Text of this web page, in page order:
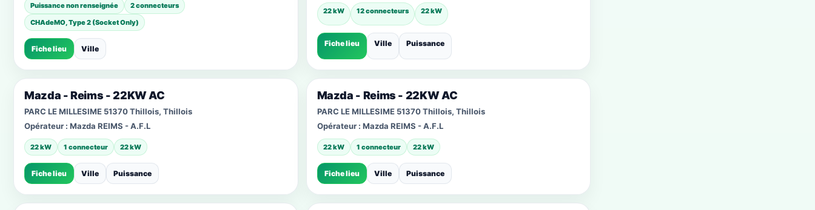
Puissance non renseignée
2 connecteurs
CHAdeMO, Type 2 (Socket Only)
Fiche lieu Ville
22 kW 12 connecteurs 22 kW
Fiche lieu Ville Puissance
Mazda - Reims - 22KW AC
PARC LE MILLESIME 51370 Thillois, Thillois
Opérateur : Mazda REIMS - A.F.L
22 kW 1 connecteur 22 kW
Fiche lieu Ville Puissance
Mazda - Reims - 22KW AC
PARC LE MILLESIME 51370 Thillois, Thillois
Opérateur : Mazda REIMS - A.F.L
22 kW 1 connecteur 22 kW
Fiche lieu Ville Puissance